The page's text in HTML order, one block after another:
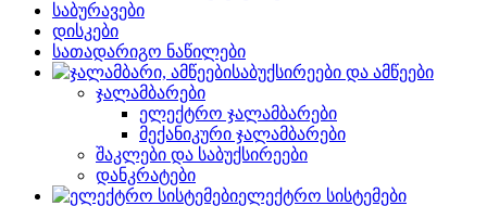
საბურავები
დისკები
სათადარიგო ნაწილები
საბუქსირეები და ამწეები
ჯალამბარები
ელექტრო ჯალამბარები
მექანიკური ჯალამბარები
შაკლები და საბუქსირეები
დანკრატები
ელექტრო სისტემები